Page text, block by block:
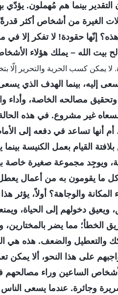
التقدير بينما هم مُهملون.
الغيرة من أشخاص أكثر
إنّها حقودة! لا تفكر إلا
بيت الله – يملك هؤلاء
لا يمكن كسب الحرية والتحرير
إليه، بينما الهدف الذي
مصالحه الخاصة، وأداء
مسعاه غير مشروع. في هذه
أم أنها تساعد في دفعه إلى
القيام بعمل الكنيسة
ويوجِد مجموعة صغيرة خاصة
ما يقومون به من أعمال
والوجاهة؟ أولاً، يؤثر
ويعيق دخولهم إلى الحياة،
الخطأ؛ مما يضر
والتعطيل والضعف. هذه هي
على هذا النحو، ألا
الساعين وراء
وجائرة. عندما يسعى